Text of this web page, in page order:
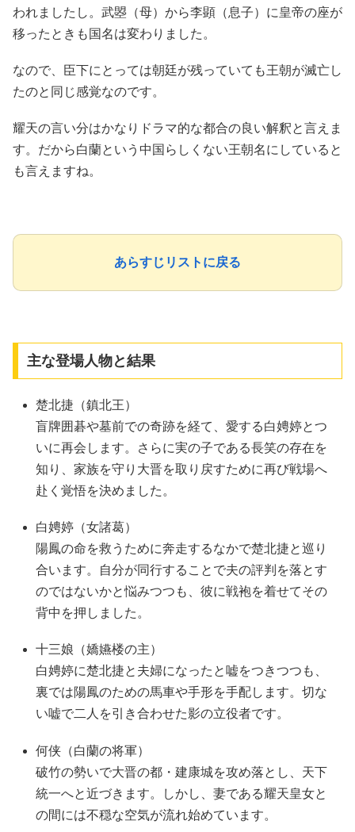
われましたし。武曌（母）から李顕（息子）に皇帝の座が
移ったときも国名は変わりました。
なので、臣下にとっては朝廷が残っていても王朝が滅亡し
たのと同じ感覚なのです。
耀天の言い分はかなりドラマ的な都合の良い解釈と言えま
す。だから白蘭という中国らしくない王朝名にしていると
も言えますね。
あらすじリストに戻る
主な登場人物と結果
楚北捷（鎮北王）
盲牌囲碁や墓前での奇跡を経て、愛する白娉婷とつ
いに再会します。さらに実の子である長笑の存在を
知り、家族を守り大晋を取り戻すために再び戦場へ
赴く覚悟を決めました。
白娉婷（女諸葛）
陽鳳の命を救うために奔走するなかで楚北捷と巡り
合います。自分が同行することで夫の評判を落とす
のではないかと悩みつつも、彼に戦袍を着せてその
背中を押しました。
十三娘（嬌嬿楼の主）
白娉婷に楚北捷と夫婦になったと嘘をつきつつも、
裏では陽鳳のための馬車や手形を手配します。切な
い嘘で二人を引き合わせた影の立役者です。
何侠（白蘭の将軍）
破竹の勢いで大晋の都・建康城を攻め落とし、天下
統一へと近づきます。しかし、妻である耀天皇女と
の間には不穏な空気が流れ始めています。